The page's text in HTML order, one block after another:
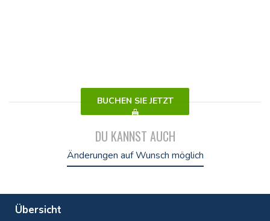
BUCHEN SIE JETZT
DU KANNST AUCH
Änderungen auf Wunsch möglich
Übersicht